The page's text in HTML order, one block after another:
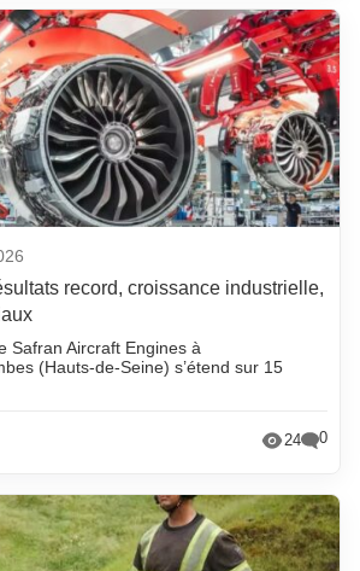
record, croissance industrielle,
Safran Aircraft Engines à
(Hauts-de-Seine) s’étend sur 15
24 0